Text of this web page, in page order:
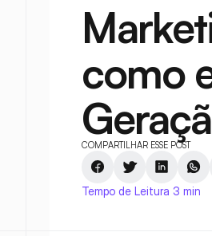
como
COMPARTILHAR ESSE POST
Tempo de Leitura 3 min